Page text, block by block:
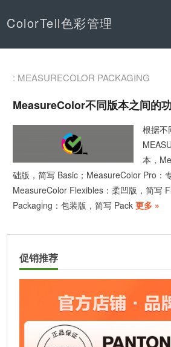
ColorTell色彩管理
: MEASURECOLOR PACKAGING
MeasureColor不同版本之间的
根据不
本，
础版，简写 Basic；MeasureColor Pro：
MeasureColor Flexibles：柔凹版，简写
Packaging：包装版，简写 Pack 更多 »
促销推荐